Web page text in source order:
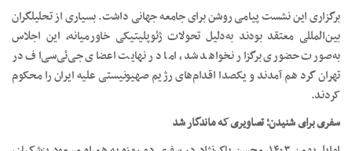
برگزاری این نشست پیامی روشن برای جامعه جهانی داشت. بسیاری از تحلیلگران
بین‌المللی معتقد بودند به‌دلیل تحولات ژئوپلیتیکی خاورمیانه، این اجلاس
به‌صورت حضوری برگزار نخواهد شد، اما در نهایت اعضای جی‌ئی‌سی‌اف در
تهران گرد هم آمدند و یکصدا اقدام‌های رژیم صهیونیستی علیه ایران را محکوم
کردند.
سفری برای شنیدن؛ تصاویری که ماندگار شد